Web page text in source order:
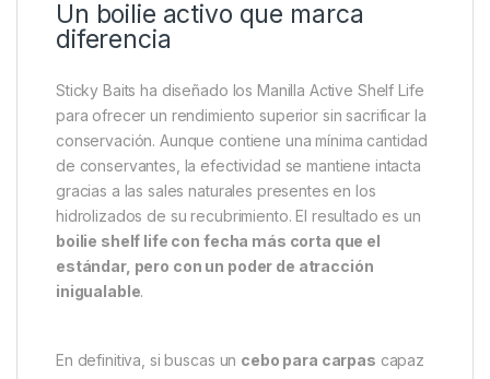
provocar una respuesta inmediata.
Gracias a su recubrimiento activo, se recomienda
utilizarlo directamente de la bolsa o en un cubo
hermético, evitando secados al aire o exceso de
líquidos adicionales. Así se garantiza que elmaterial
carpfishing conserve su potencia y que la capa
exterior actúe correctamente en el agua.
Un boilie activo que marca
diferencia
Sticky Baits ha diseñado los Manilla Active Shelf Life